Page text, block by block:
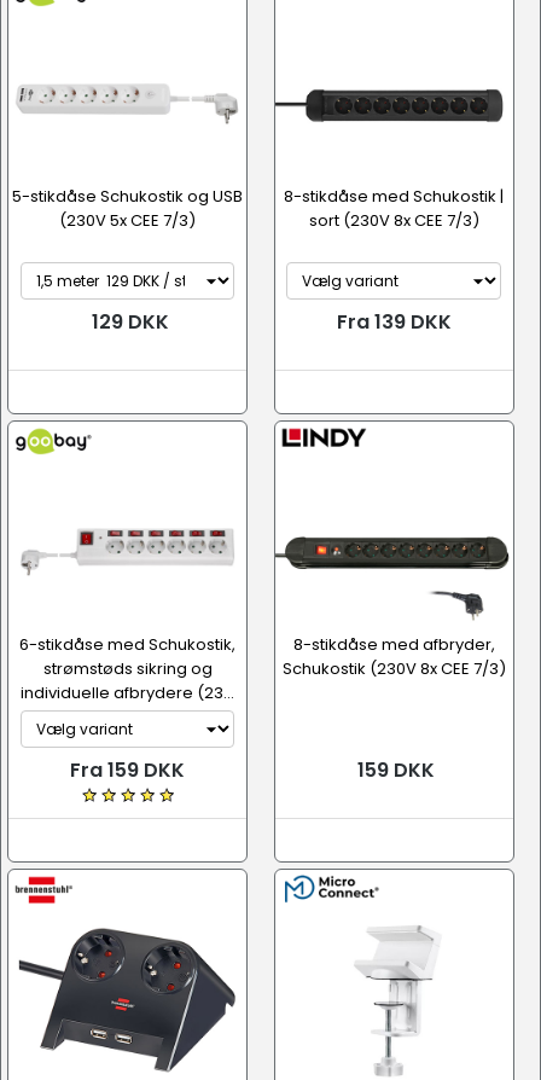
5-stikdåse Schukostik og USB
(230V 5x CEE 7/3)
129 DKK
8-stikdåse med Schukostik |
sort (230V 8x CEE 7/3)
Fra 139 DKK
6-stikdåse med Schukostik,
strømstøds sikring og
individuelle afbrydere (23...
Fra 159 DKK
8-stikdåse med afbryder,
Schukostik (230V 8x CEE 7/3)
159 DKK